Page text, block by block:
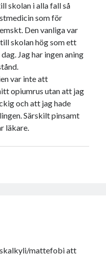
skolan i alla fall så
som för
Den vanliga var
skolan hög som ett
Jag har ingen aning
var inte att
opiumrus utan att jag
och att jag hade
Särskilt pinsamt
läkare.
mattefobi att